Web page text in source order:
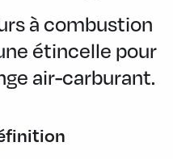
à combustion
étincelle pour
air-carburant.